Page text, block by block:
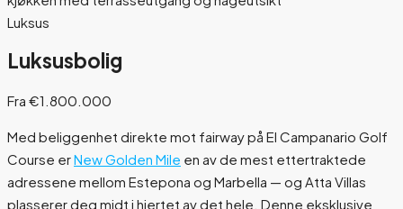
Luksus
Luksusbolig
Fra €1.800.000
Med beliggenhet direkte mot fairway på El Campanario Golf
Course erNew Golden Mile en av de mest ettertraktede
adressene mellom Estepona og Marbella — og Atta Villas
plasserer deg midt i hjertet av det hele. Denne eksklusive